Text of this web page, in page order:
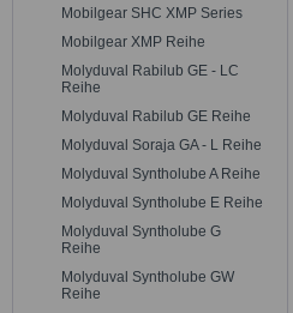
Mobilgear SHC XMP Series
Mobilgear XMP Reihe
Molyduval Rabilub GE - LC
Reihe
Molyduval Rabilub GE Reihe
Molyduval Soraja GA - L Reihe
Molyduval Syntholube A Reihe
Molyduval Syntholube E Reihe
Molyduval Syntholube G
Reihe
Molyduval Syntholube GW
Reihe